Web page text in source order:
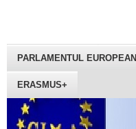
PARLAMENTUL EUROPEAN
ERASMUS+